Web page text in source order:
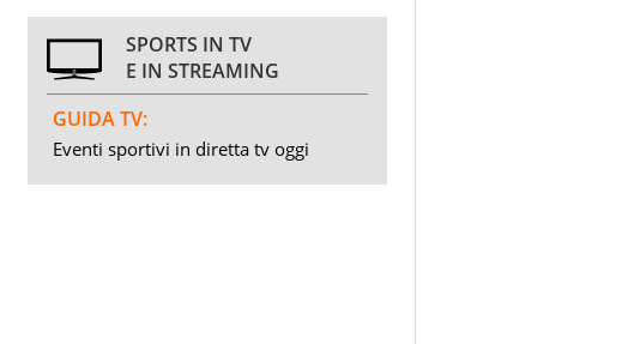
SPORTS IN TV
E IN STREAMING
GUIDA TV:
Eventi sportivi in diretta tv oggi